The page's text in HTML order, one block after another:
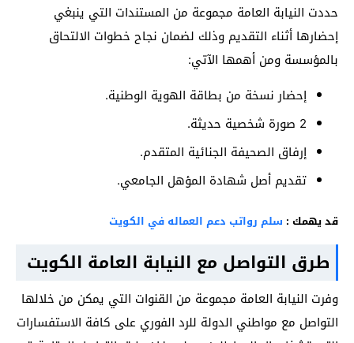
حددت النيابة العامة مجموعة من المستندات التي ينبغي
إحضارها أثناء التقديم وذلك لضمان نجاح خطوات الالتحاق
بالمؤسسة ومن أهمها الآتي:
إحضار نسخة من بطاقة الهوية الوطنية.
2 صورة شخصية حديثة.
إرفاق الصحيفة الجنائية المتقدم.
تقديم أصل شهادة المؤهل الجامعي.
قد يهمك : سلم رواتب دعم العماله في الكويت
طرق التواصل مع النيابة العامة الكويت
وفرت النيابة العامة مجموعة من القنوات التي يمكن من خلالها
التواصل مع مواطني الدولة للرد الفوري على كافة الاستفسارات